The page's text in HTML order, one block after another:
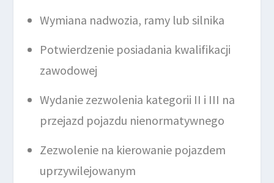
Wymiana nadwozia, ramy lub silnika
Potwierdzenie posiadania kwalifikacji
zawodowej
Wydanie zezwolenia kategorii II i III na
przejazd pojazdu nienormatywnego
Zezwolenie na kierowanie pojazdem
uprzywilejowanym